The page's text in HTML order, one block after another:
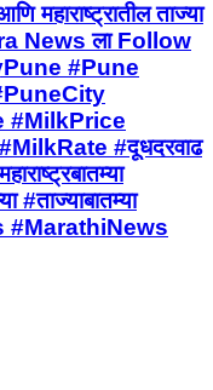
महाराष्ट्रातील ताज्या
News ला Follow
#Pune
#MilkPrice
#दूधदरवाढ
#ताज्याबातम्या
#MarathiNews